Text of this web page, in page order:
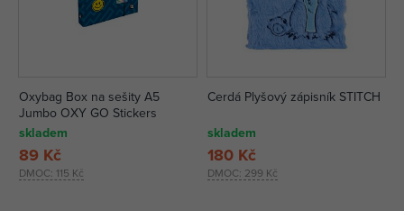
Oxybag Box na sešity A5
Jumbo OXY GO Stickers
skladem
DMOC: 115 Kč
89 Kč
Cerdá Plyšový zápisník STITCH
skladem
DMOC: 299 Kč
180 Kč